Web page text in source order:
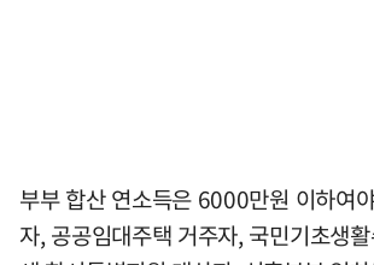
부부 합산 연소득은 6000만원 이하여
자, 공공임대주택 거주자, 국민기초생